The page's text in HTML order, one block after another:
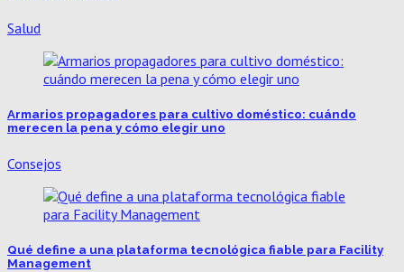
Salud
Armarios propagadores para cultivo doméstico: cuándo
merecen la pena y cómo elegir uno
Consejos
Qué define a una plataforma tecnológica fiable para Facility
Management